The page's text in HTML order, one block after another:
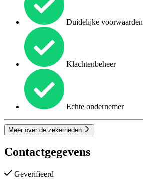
Duidelijke voorwaarden
Klachtenbeheer
Echte ondernemer
Meer over de zekerheden
Contactgegevens
Geverifieerd